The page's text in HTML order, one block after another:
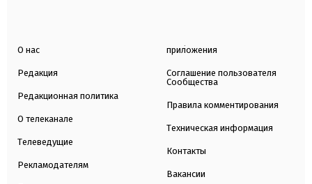
О нас
Редакция
Редакционная политика
О телеканале
Телеведущие
Рекламодателям
приложения
Соглашение пользователя
Сообщества
Правила комментирования
Техническая информация
Контакты
Вакансии